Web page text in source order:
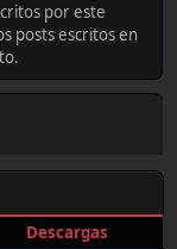
por este
posts escritos en
Descargas